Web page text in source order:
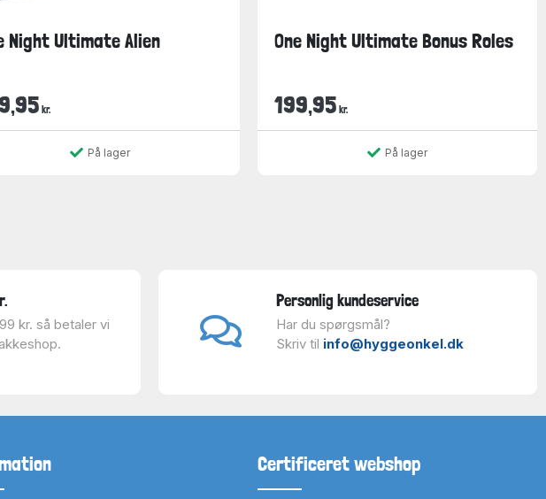
Night Ultimate Alien
kr.
På lager
One Night Ultimate Bonus Roles
199,95 kr.
På lager
kr. så betaler vi
Personlig kundeservice
Har du spørgsmål?
Skriv til info@hyggeonkel.dk
Certificeret webshop